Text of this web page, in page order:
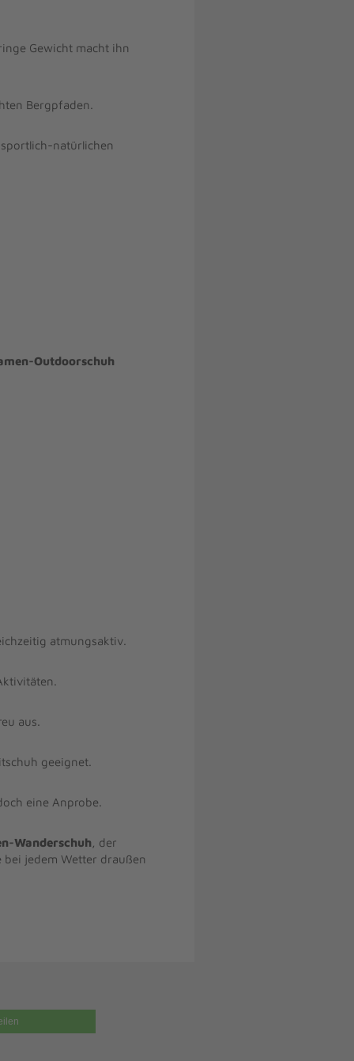
Gewicht macht ihn
Bergpfaden.
natürlichen
Outdoorschuh
atmungsaktiv.
aus.
geeignet.
eine Anprobe.
Wanderschuh , der
jedem Wetter draußen